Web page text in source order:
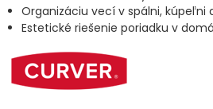
Organizáciu vecí v spálni, kúpeľni
Estetické riešenie poriadku v